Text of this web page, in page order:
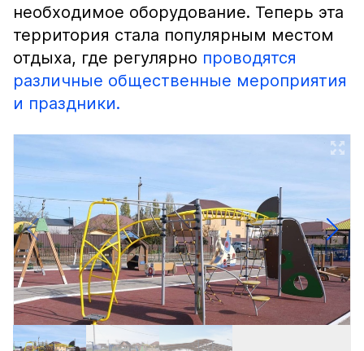
необходимое оборудование. Теперь эта
территория стала популярным местом
отдыха, где регулярно проводятся
различные общественные мероприятия
и праздники.